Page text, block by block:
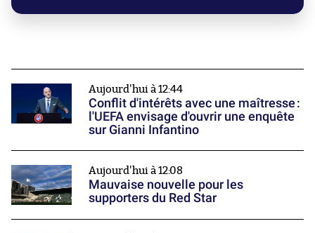
Aujourd'hui à 12:44
Conflit d'intérêts avec une maîtresse :
l'UEFA envisage d'ouvrir une enquête
sur Gianni Infantino
Aujourd'hui à 12:08
Mauvaise nouvelle pour les
supporters du Red Star